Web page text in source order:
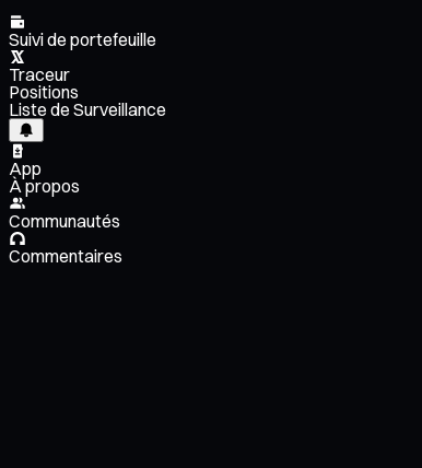
Suivi de portefeuille
Traceur
Positions
Liste de Surveillance
App
À propos
Communautés
Commentaires